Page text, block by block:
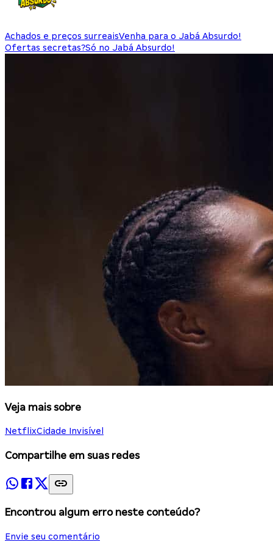
Achados e preços surreaisVenha para o Jabá Absurdo!
Ofertas secretas?Só no Jabá Absurdo!
Veja mais sobre
NetflixCidade Invisível
Compartilhe em suas redes
Encontrou algum erro neste conteúdo?
Envie seu comentário